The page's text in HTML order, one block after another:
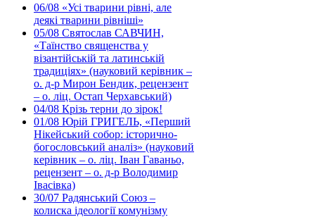
06/08 «Усі тварини рівні, але
деякі тварини рівніші»
05/08 Святослав САВЧИН,
«Таїнство священства у
візантійській та латинській
традиціях» (науковий керівник –
о. д-р Мирон Бендик, рецензент
– о. ліц. Остап Черхавський)
04/08 Крізь терни до зірок!
01/08 Юрій ГРИГЕЛЬ, «Перший
Нікейський собор: історично-
богословський аналіз» (науковий
керівник – о. ліц. Іван Гаваньо,
рецензент – о. д-р Володимир
Івасівка)
30/07 Радянський Союз –
колиска ідеології комунізму